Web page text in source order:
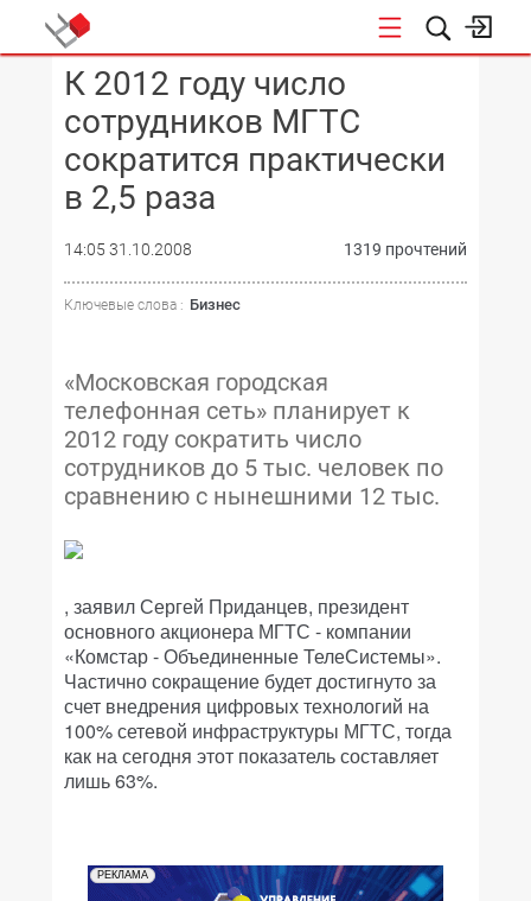
КОНФЕРЕНЦИИ
К 2012 году число
сотрудников МГТС
сократится практически
в 2,5 раза
14:05 31.10.2008 1319 прочтений
Ключевые слова : Бизнес
«Московская городская
телефонная сеть» планирует к
2012 году сократить число
сотрудников до 5 тыс. человек по
сравнению с нынешними 12 тыс.
, заявил Сергей Приданцев, президент
основного акционера МГТС - компании
«Комстар - Объединенные ТелеСистемы».
Частично сокращение будет достигнуто за
счет внедрения цифровых технологий на
100% сетевой инфраструктуры МГТС, тогда
как на сегодня этот показатель составляет
лишь 63%.
РЕКЛАМА